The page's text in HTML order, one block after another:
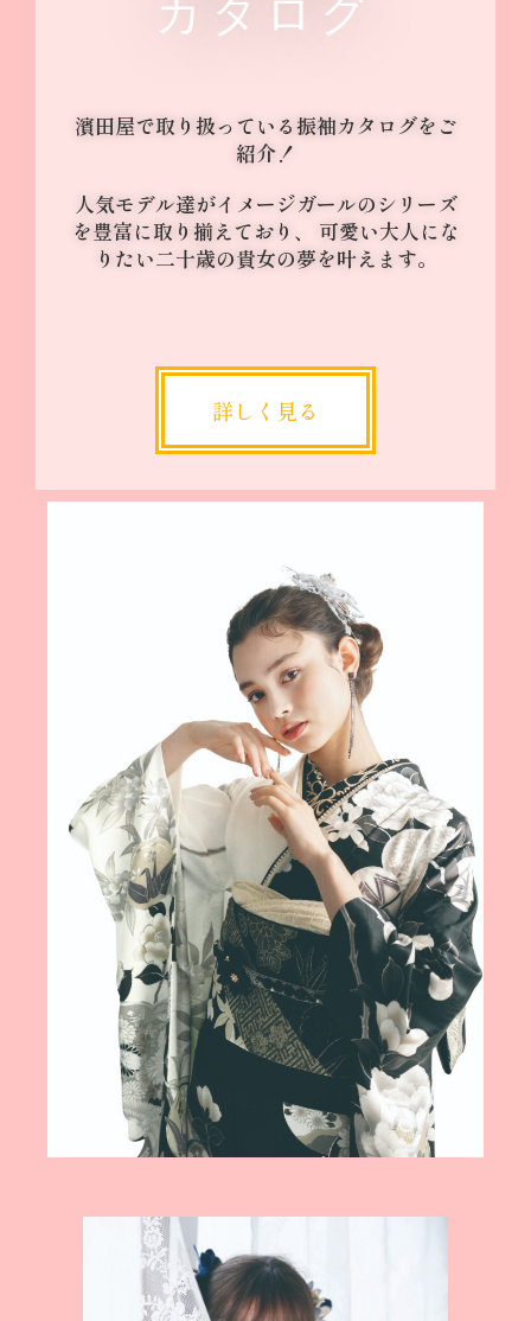
カタログ
濱田屋で取り扱っている振袖カタログをご
紹介！
人気モデル達がイメージガールのシリーズ
を豊富に取り揃えており、 可愛い大人にな
りたい二十歳の貴女の夢を叶えます。
詳しく見る